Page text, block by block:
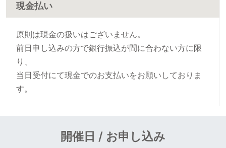
現金払い
原則は現金の扱いはございません。
前日申し込みの方で銀行振込が間に合わない方に限
り、
当日受付にて現金でのお支払いをお願いしておりま
す。
開催日 / お申し込み